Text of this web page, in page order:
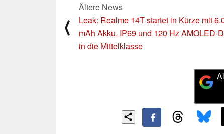
⟨
Ältere News
Leak: Realme 14T startet in Kürze mit
mAh Akku, IP69 und 120 Hz AMOLED-
in die Mittelklasse